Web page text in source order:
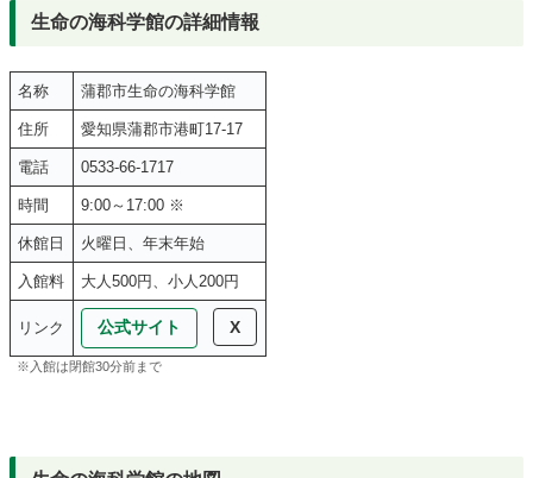
生命の海科学館の詳細情報
名称 蒲郡市生命の海科学館
住所 愛知県蒲郡市港町17-17
電話 0533-66-1717
時間 9:00～17:00 ※
休館日 火曜日、年末年始
入館料 大人500円、小人200円
リンク 公式サイト X
※入館は閉館30分前まで